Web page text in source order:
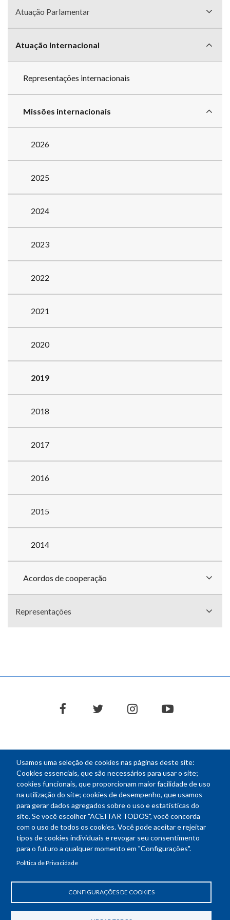
Usamos uma seleção de cookies nas páginas deste site:
Cookies essenciais, que são necessários para usar o site;
cookies funcionais, que proporcionam maior facilidade de uso
na utilização do site; cookies de desempenho, que usamos
para gerar dados agregados sobre o uso e estatísticas do
site. Se você escolher "ACEITAR TODOS", você concorda
com o uso de todos os cookies. Você pode aceitar e rejeitar
tipos de cookies individuais e revogar seu consentimento
para o futuro a qualquer momento em "Configurações".
Política de Privacidade
CONFIGURAÇÕES DE COOKIES
Atuação Parlamentar
Atuação Internacional
Representações internacionais
Missões internacionais
2026
2025
2024
2023
2022
2021
2020
2019
2018
2017
2016
2015
2014
Acordos de cooperação
Representações
facebooktwitter instagramyoutube
NEWSLETTER
Endereço: SEPN 508, Bloco A
70740-541 - Brasília-DF
Horário de funcionamento: das 8h30 às 18h30
Política de Privacidade
Revogar consentimento de cookies